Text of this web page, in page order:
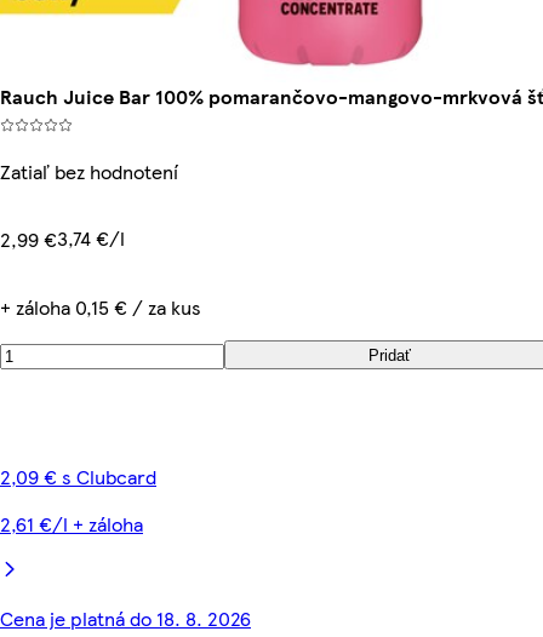
Rauch Juice Bar 100% pomarančovo-mangovo-mrkvová
Zatiaľ bez hodnotení
2,99 €3,74 €/l
+ záloha 0,15 € / za kus
Pridať
2,09 € s Clubcard
2,61 €/l + záloha
Cena je platná do 18. 8. 2026